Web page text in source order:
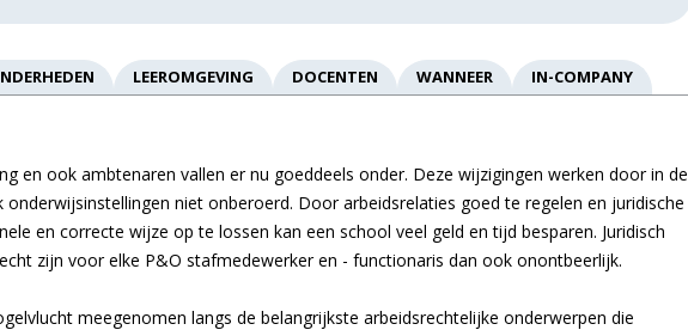
LEEROMGEVING DOCENTEN WANNEER IN-COMPANY
en ook ambtenaren vallen er nu goeddeels onder. Deze wijzigingen werken door in de
niet onberoerd. Door arbeidsrelaties goed te regelen en juridische
en correcte wijze op te lossen kan een school veel geld en tijd besparen. Juridisch
zijn voor elke P&O stafmedewerker en - functionaris dan ook onontbeerlijk.
meegenomen langs de belangrijkste arbeidsrechtelijke onderwerpen die